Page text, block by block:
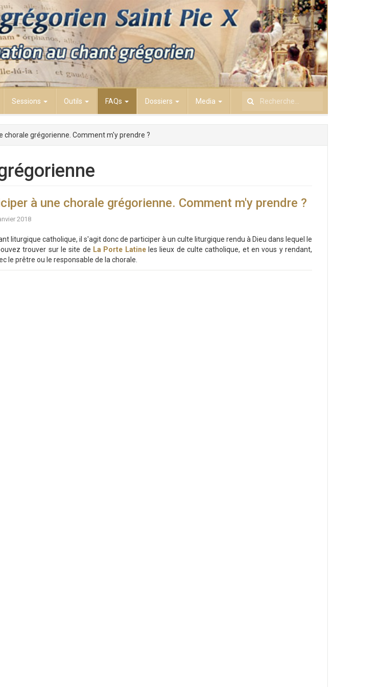
Sessions Outils FAQs Dossiers Media Rechercher
chorale grégorienne. Comment m'y prendre ?
à une chorale grégorienne. Comment m'y prendre ?
2018
liturgique catholique, il s'agit donc de participer à un culte liturgique rendu à Dieu dans lequel le
trouver sur le site de La Porte Latineles lieux de culte catholique, et en vous y rendant,
le prêtre ou le responsable de la chorale.
rien au latin. Est-ce un problème ?